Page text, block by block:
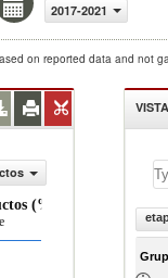
2017-2021
on reported data and not
(%)